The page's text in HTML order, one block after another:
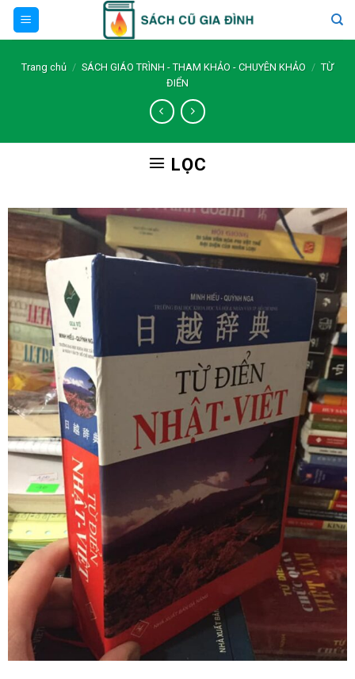
Skip
Trang chủ / SÁCH GIÁO TRÌNH - THAM KHẢO - CHUYÊN KHẢO / TỪ
ĐIỂN
LỌC